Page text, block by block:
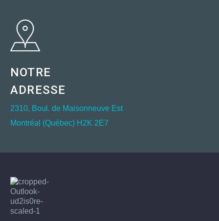
NOTRE
ADRESSE
2310, Boul. de Maisonneuve Est
Montréal (Québec) H2K 2E7